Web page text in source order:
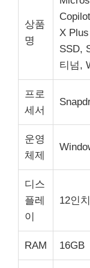
상품
명
X
SSD,
티넘,
프로
세서
운영
체제
디스
플레
이
12인
RAM 16GB